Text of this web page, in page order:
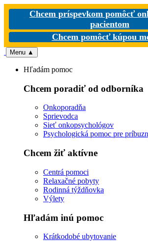
Chcem príspevkom pomôcť
pacientom
Chcem pomôcť kúpou
Menu ▲
Hľadám pomoc
Chcem poradiť od odborníka
Onkoporadňa
Sprievodca
Sieť onkopsychológov
Psychologická pomoc pre
Chcem žiť aktívne
Centrá pomoci
Relaxačné pobyty
Rodinná týždňovka
Výlety
Hľadám inú pomoc
Krátkodobé ubytovanie